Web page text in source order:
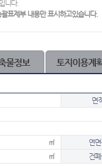
니다.
표제부 내용만 표시하고있습니다.
물정보 토지이용계
면
㎡
연
㎡
건